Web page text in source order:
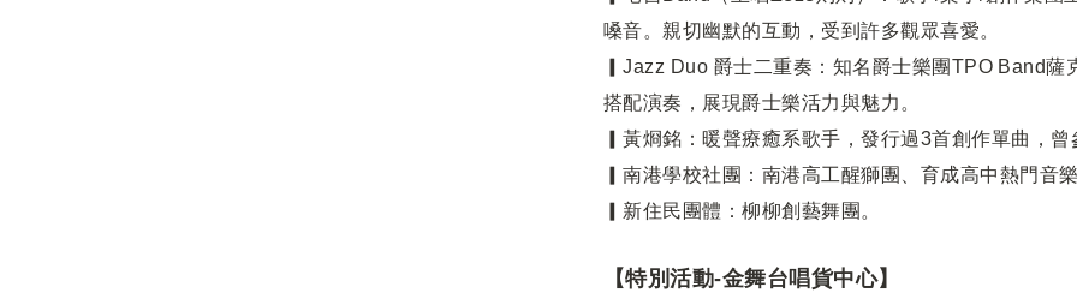
嗓音。親切幽默的互動，受到許多觀眾喜愛。
▎Jazz Duo 爵士二重奏：知名爵士樂團TPO Band
搭配演奏，展現爵士樂活力與魅力。
▎黃烱銘：暖聲療癒系歌手，發行過3首創作單曲，
▎南港學校社團：南港高工醒獅團、育成高中熱門音
▎新住民團體：柳柳創藝舞團。
【特別活動-金舞台唱貨中心】